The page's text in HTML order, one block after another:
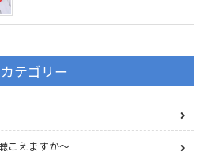
カテゴリー
こえますか〜